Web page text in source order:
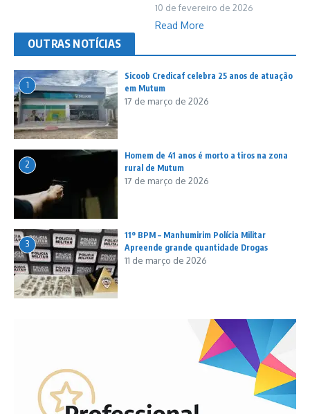
10 de fevereiro de 2026
Read More
OUTRAS NOTÍCIAS
1
Sicoob Credicaf celebra 25 anos de atuação
em Mutum
17 de março de 2026
2
Homem de 41 anos é morto a tiros na zona
rural de Mutum
17 de março de 2026
3
11º BPM – Manhumirim Polícia Militar
Apreende grande quantidade Drogas
11 de março de 2026